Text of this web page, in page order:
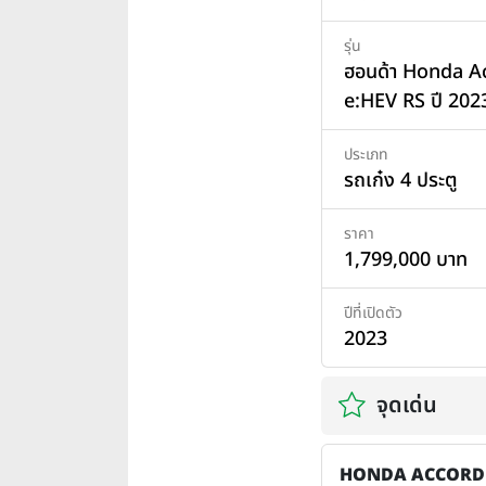
รุ่น
ฮอนด้า Honda
e:HEV RS ปี
ประเภท
รถเก๋ง 4 ประตู
ราคา
1,799,000 บาท
ปีที่เปิดตัว
2023
จุดเด่น
HONDA